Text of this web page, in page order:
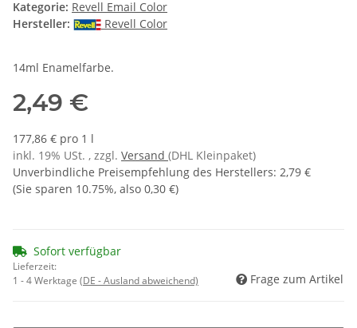
Kategorie: Revell Email Color
Hersteller:
Revell Color
14ml Enamelfarbe.
2,49 €
177,86 € pro 1 l
inkl. 19% USt. , zzgl. Versand (DHL Kleinpaket)
Unverbindliche Preisempfehlung des Herstellers: 2,79 €
(Sie sparen 10.75%, also 0,30 €)
Sofort verfügbar
Lieferzeit:
1 - 4 Werktage (DE - Ausland abweichend) Frage zum Artikel